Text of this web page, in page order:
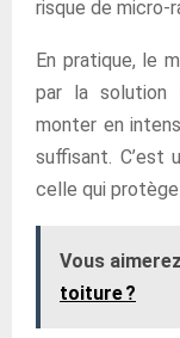
risque de micro-
En pratique, le
par la solution
monter en
suffisant. C’est
celle qui
Vous
toiture ?